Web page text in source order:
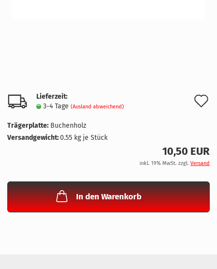
Lieferzeit:
3-4 Tage (Ausland abweichend)
Trägerplatte: Buchenholz
Versandgewicht:0.55 kg je Stück
10,50 EUR
inkl. 19% MwSt. zzgl. Versand
In den Warenkorb